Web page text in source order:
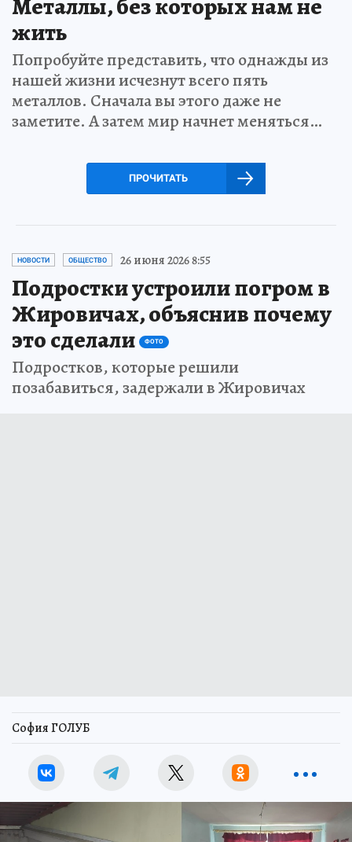
жить
Попробуйте представить, что однажды из
нашей жизни исчезнут всего пять
металлов. Сначала вы этого даже не
заметите. А затем мир начнет меняться…
ПРОЧИТАТЬ
НОВОСТИ ОБЩЕСТВО 26 июня 2026 8:55
Подростки устроили погром в
Жировичах, объяснив почему
это сделали
ФОТО
Подростков, которые решили
позабавиться, задержали в Жировичах
София ГОЛУБ